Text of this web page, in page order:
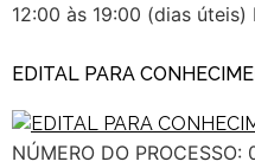
12:00 às 19:00 (dias úteis)
EDITAL PARA
NÚMERO DO